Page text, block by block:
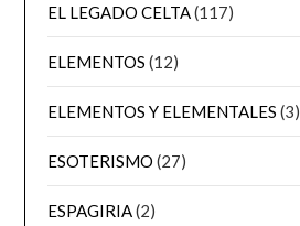
EL LEGADO CELTA(117)
ELEMENTOS (12)
ELEMENTOS Y ELEMENTALES (3)
ESOTERISMO (27)
ESPAGIRIA(2)